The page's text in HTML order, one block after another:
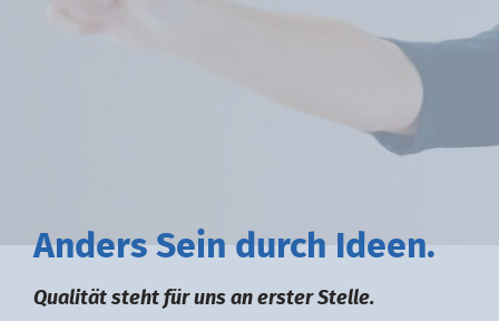
Anders Sein durch deen.
Qualität steht für uns an erster Stelle.